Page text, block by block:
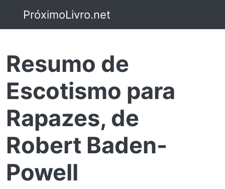
PróximoLivro.net
Resumo de
Escotismo para
Rapazes, de
Robert Baden-
Powell